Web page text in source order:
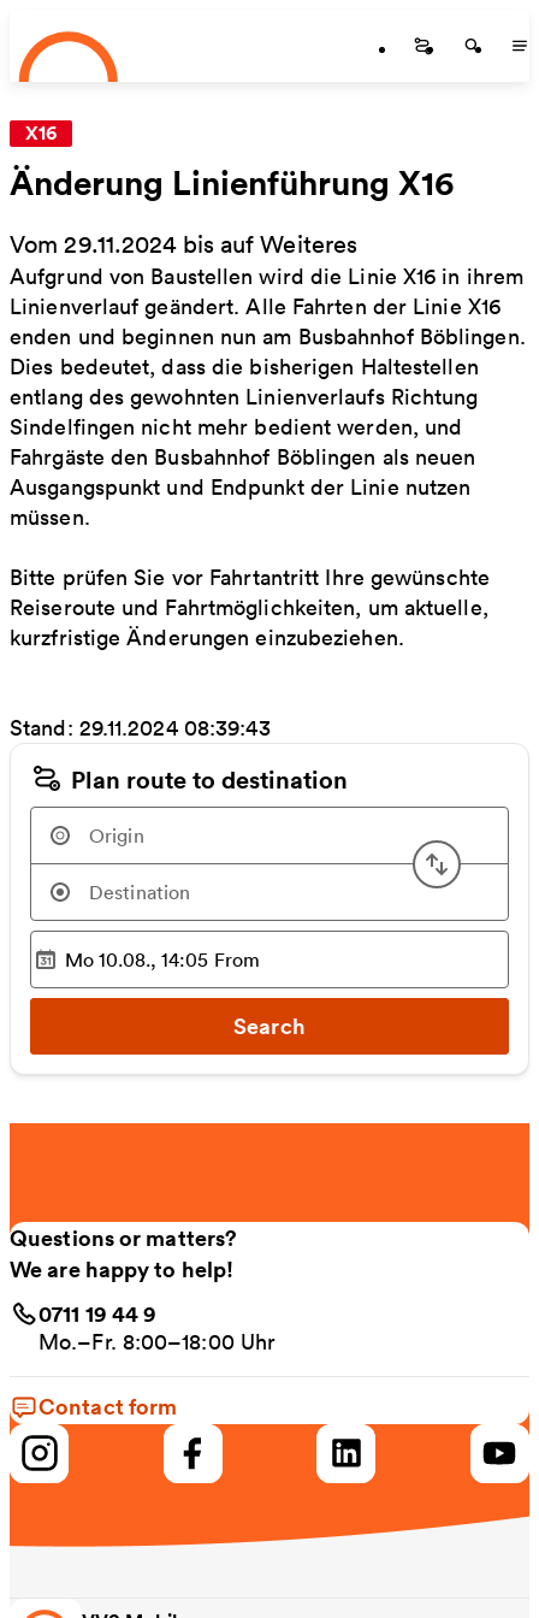
Skip to main content
Startseite
X16
Änderung Linienführung X16
Vom 29.11.2024 bis auf Weiteres
Aufgrund von Baustellen wird die Linie X16 in ihrem
Linienverlauf geändert. Alle Fahrten der Linie X16
enden und beginnen nun am Busbahnhof Böblingen.
Dies bedeutet, dass die bisherigen Haltestellen
entlang des gewohnten Linienverlaufs Richtung
Sindelfingen nicht mehr bedient werden, und
Fahrgäste den Busbahnhof Böblingen als neuen
Ausgangspunkt und Endpunkt der Linie nutzen
müssen.
Bitte prüfen Sie vor Fahrtantritt Ihre gewünschte
Reiseroute und Fahrtmöglichkeiten, um aktuelle,
kurzfristige Änderungen einzubeziehen.
Stand: 29.11.2024 08:39:43
Plan route to destination
Swap
Selected time:
Mo 10.08., 14:05 From
Search
Questions or matters?
We are happy to help!
0711 19 44 9
Mo.–Fr. 8:00–18:00 Uhr
Contact form